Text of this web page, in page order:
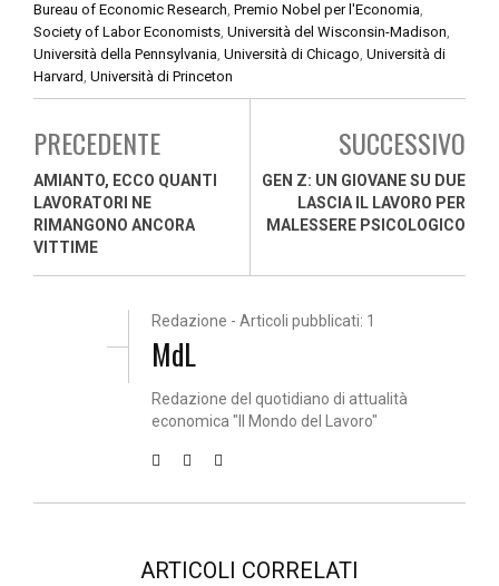
Bureau of Economic Research, Premio Nobel per l'Economia,
Society of Labor Economists, Università del Wisconsin-Madison,
Università della Pennsylvania, Università di Chicago, Università di
Harvard, Università di Princeton
PRECEDENTE
AMIANTO, ECCO QUANTI
LAVORATORI NE
RIMANGONO ANCORA
VITTIME
SUCCESSIVO
GEN Z: UN GIOVANE SU DUE
LASCIA IL LAVORO PER
MALESSERE PSICOLOGICO
Redazione - Articoli pubblicati: 1
MdL
Redazione del quotidiano di attualità
economica "Il Mondo del Lavoro"
ARTICOLI CORRELATI